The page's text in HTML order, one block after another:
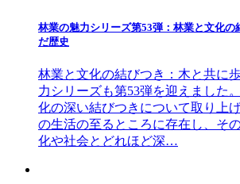
林業の魅力シリーズ第53弾：林業と文化の
だ歴史
林業と文化の結びつき：木と共に
力シリーズも第53弾を迎えました
化の深い結びつきについて取り上
の生活の至るところに存在し、そ
化や社会とどれほど深…